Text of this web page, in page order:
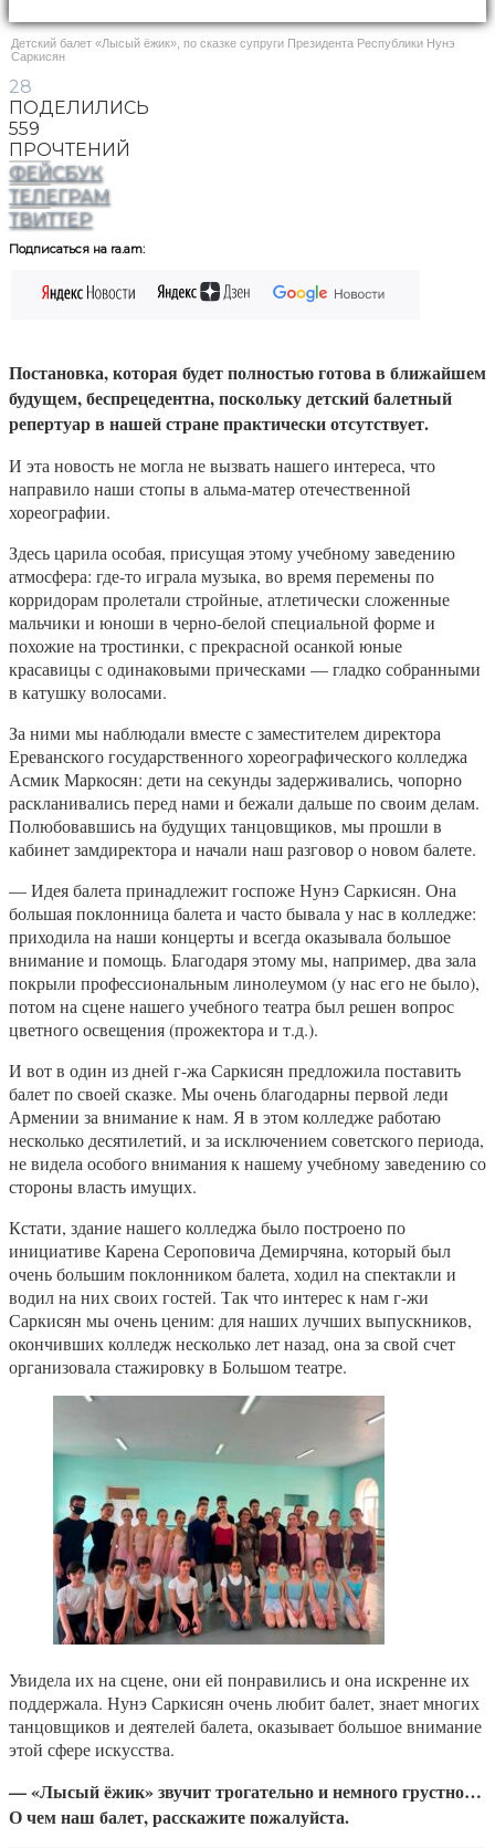
Детский балет «Лысый ёжик», по сказке супруги Президента Республики Нунэ
Саркисян
28
ПОДЕЛИЛИСЬ
559
ПРОЧТЕНИЙ
ФЕЙСБУК
ТЕЛЕГРАМ
ТВИТТЕР
Подписаться на ra.am:
Постановка, которая будет полностью готова в ближайшем
будущем, беспрецедентна, поскольку детский балетный
репертуар в нашей стране практически отсутствует.
И эта новость не могла не вызвать нашего интереса, что
направило наши стопы в альма-матер отечественной
хореографии.
Здесь царила особая, присущая этому учебному заведению
атмосфера: где-то играла музыка, во время перемены по
корридорам пролетали стройные, атлетически сложенные
мальчики и юноши в черно-белой специальной форме и
похожие на тростинки, с прекрасной осанкой юные
красавицы с одинаковыми прическами — гладко собранными
в катушку волосами.
За ними мы наблюдали вместе с заместителем директора
Ереванского государственного хореографического колледжа
Асмик Маркосян: дети на секунды задерживались, чопорно
раскланивались перед нами и бежали дальше по своим делам.
Полюбовавшись на будущих танцовщиков, мы прошли в
кабинет замдиректора и начали наш разговор о новом балете.
— Идея балета принадлежит госпоже Нунэ Саркисян. Она
большая поклонница балета и часто бывала у нас в колледже:
приходила на наши концерты и всегда оказывала большое
внимание и помощь. Благодаря этому мы, например, два зала
покрыли профессиональным линолеумом (у нас его не было),
потом на сцене нашего учебного театра был решен вопрос
цветного освещения (прожектора и т.д.).
И вот в один из дней г-жа Саркисян предложила поставить
балет по своей сказке. Мы очень благодарны первой леди
Армении за внимание к нам. Я в этом колледже работаю
несколько десятилетий, и за исключением советского периода,
не видела особого внимания к нашему учебному заведению со
стороны власть имущих.
Кстати, здание нашего колледжа было построено по
инициативе Карена Сероповича Демирчяна, который был
очень большим поклонником балета, ходил на спектакли и
водил на них своих гостей. Так что интерес к нам г-жи
Саркисян мы очень ценим: для наших лучших выпускников,
окончивших колледж несколько лет назад, она за свой счет
организовала стажировку в Большом театре.
Увидела их на сцене, они ей понравились и она искренне их
поддержала. Нунэ Саркисян очень любит балет, знает многих
танцовщиков и деятелей балета, оказывает большое внимание
этой сфере искусства.
— «Лысый ёжик» звучит трогательно и немного грустно…
О чем наш балет, расскажите пожалуйста.